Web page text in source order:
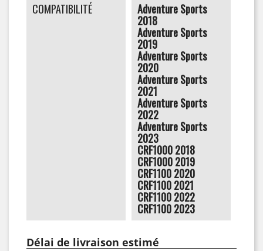
COMPATIBILITÉ Adventure Sports
2018
Adventure Sports
2019
Adventure Sports
2020
Adventure Sports
2021
Adventure Sports
2022
Adventure Sports
2023
CRF1000 2018
CRF1000 2019
CRF1100 2020
CRF1100 2021
CRF1100 2022
CRF1100 2023
Délai de livraison estimé